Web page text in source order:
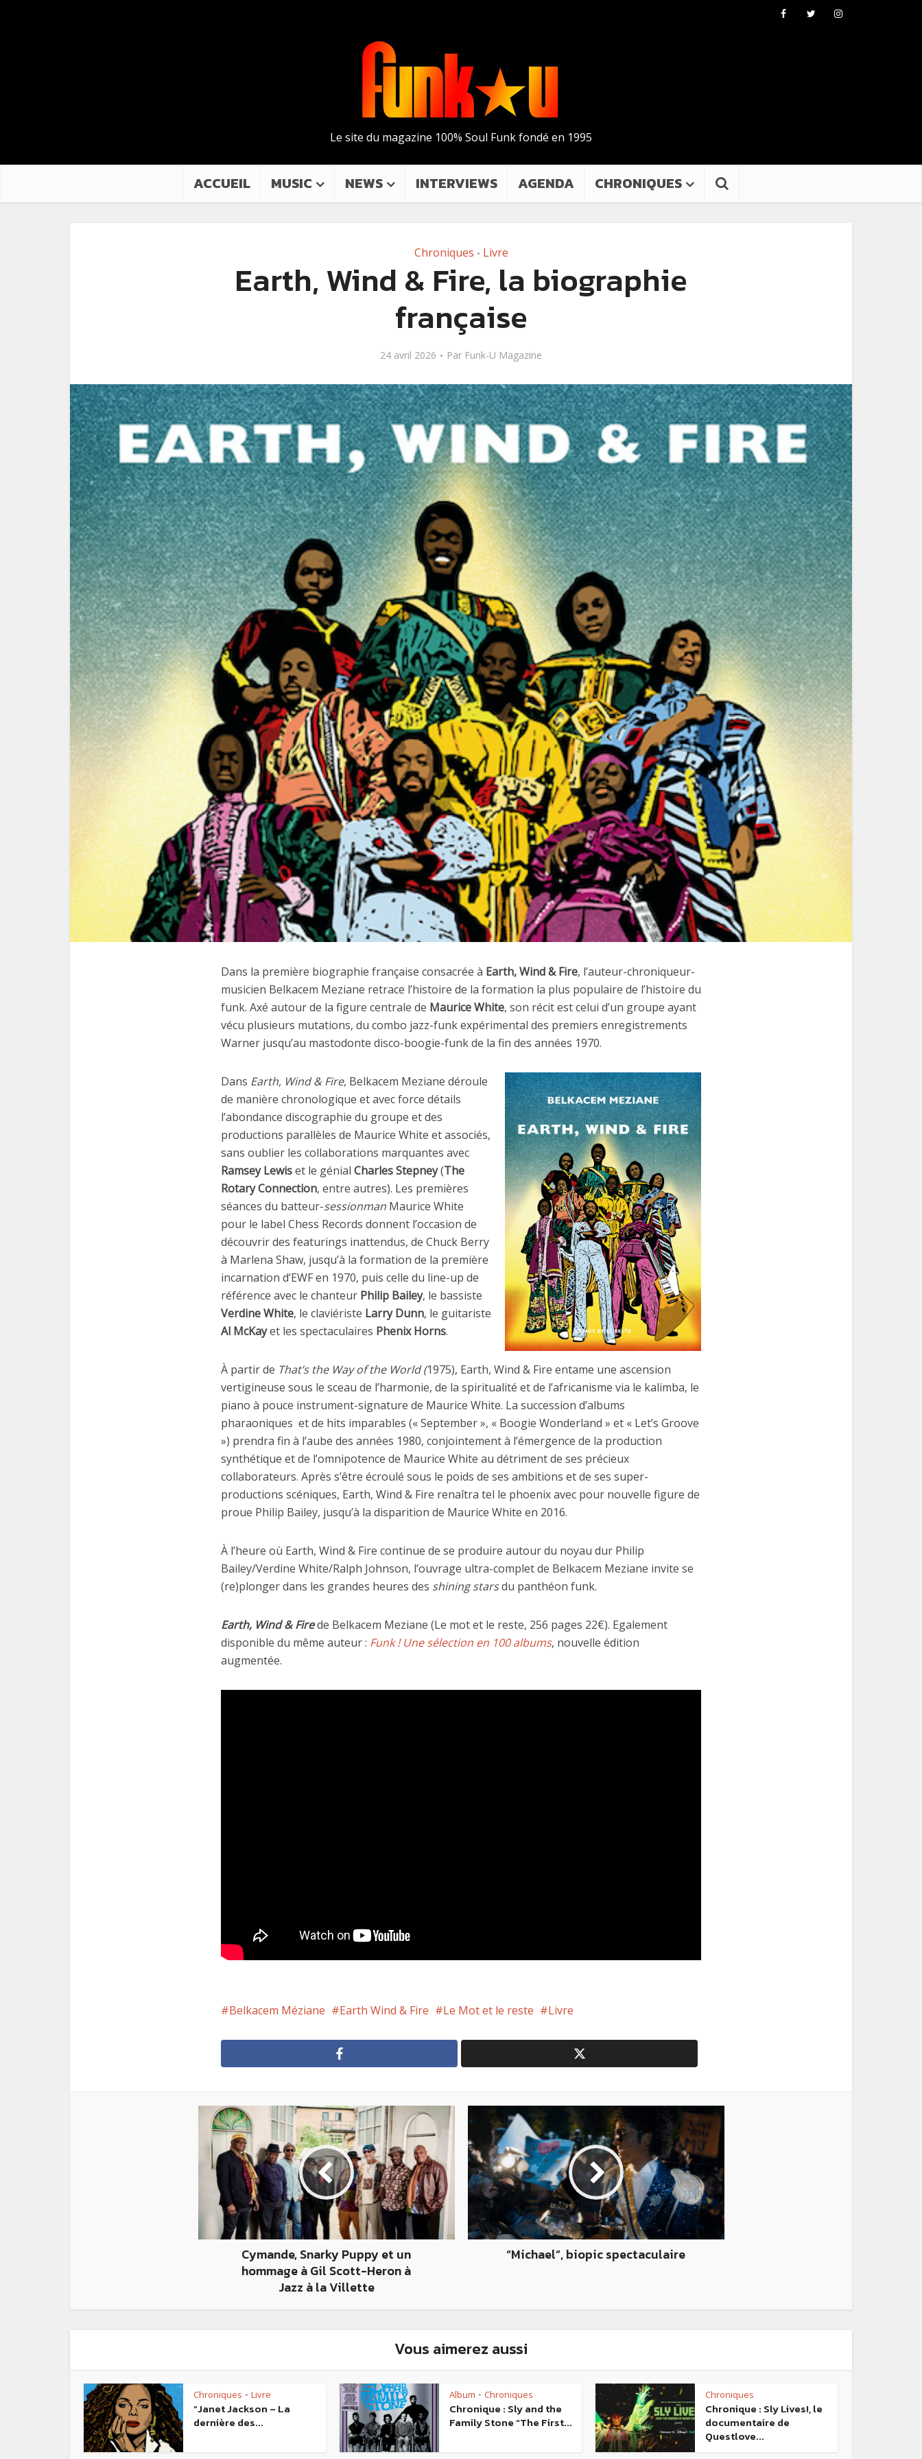
Le site du magazine 100% Soul Funk fondé en 1995
ACCUEIL MUSIC NEWS INTERVIEWS AGENDA CHRONIQUES
Chroniques • Livre
Earth, Wind & Fire, la biographie
française
24 avril 2026 Par Funk-U Magazine
Dans la première biographie française consacrée à Earth, Wind & Fire, l’auteur-chroniqueur-
musicien Belkacem Meziane retrace l’histoire de la formation la plus populaire de l’histoire du
funk. Axé autour de la figure centrale de Maurice White, son récit est celui d’un groupe ayant
vécu plusieurs mutations, du combo jazz-funk expérimental des premiers enregistrements
Warner jusqu’au mastodonte disco-boogie-funk de la fin des années 1970.
Dans Earth, Wind & Fire, Belkacem Meziane déroule
de manière chronologique et avec force détails
l’abondance discographie du groupe et des
productions parallèles de Maurice White et associés,
sans oublier les collaborations marquantes avec
Ramsey Lewiset le génial Charles Stepney(The
Rotary Connection, entre autres). Les premières
séances du batteur-sessionman Maurice White
pour le label Chess Records donnent l’occasion de
découvrir des featurings inattendus, de Chuck Berry
à Marlena Shaw, jusqu’à la formation de la première
incarnation d’EWF en 1970, puis celle du line-up de
référence avec le chanteur Philip Bailey, le bassiste
Verdine White, le claviériste Larry Dunn, le guitariste
Al McKayet les spectaculaires Phenix Horns.
À partir de That’s the Way of the World (1975), Earth, Wind & Fire entame une ascension
vertigineuse sous le sceau de l’harmonie, de la spiritualité et de l’africanisme via le kalimba, le
piano à pouce instrument-signature de Maurice White. La succession d’albums
pharaoniques et de hits imparables (« September », « Boogie Wonderland » et « Let’s Groove
») prendra fin à l’aube des années 1980, conjointement à l’émergence de la production
synthétique et de l’omnipotence de Maurice White au détriment de ses précieux
collaborateurs. Après s’être écroulé sous le poids de ses ambitions et de ses super-
productions scéniques, Earth, Wind & Fire renaîtra tel le phoenix avec pour nouvelle figure de
proue Philip Bailey, jusqu’à la disparition de Maurice White en 2016.
À l’heure où Earth, Wind & Fire continue de se produire autour du noyau dur Philip
Bailey/Verdine White/Ralph Johnson, l’ouvrage ultra-complet de Belkacem Meziane invite se
(re)plonger dans les grandes heures des shining starsdu panthéon funk.
Earth, Wind & Firede Belkacem Meziane (Le mot et le reste, 256 pages 22€). Egalement
disponible du même auteur : Funk ! Une sélection en 100 albums, nouvelle édition
augmentée.
Belkacem Méziane Earth Wind & Fire Le Mot et le reste Livre
Cymande, Snarky Puppy et un
hommage à Gil Scott-Heron à
Jazz à la Villette
“Michael”, biopic spectaculaire
Vous aimerez aussi
Chroniques • Livre
“Janet Jackson – La
dernière des...
Album • Chroniques
Chronique : Sly and the
Family Stone “The First...
Chroniques
Chronique : Sly Lives!, le
documentaire de
Questlove...